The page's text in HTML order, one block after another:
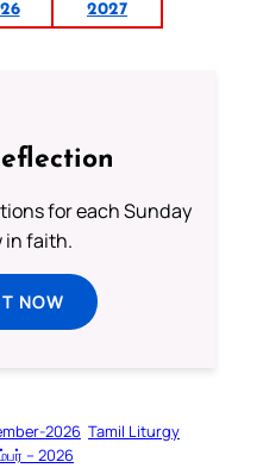
2027
for each Sunday
in faith.
NOW
2026 Tamil Liturgy
– 2026